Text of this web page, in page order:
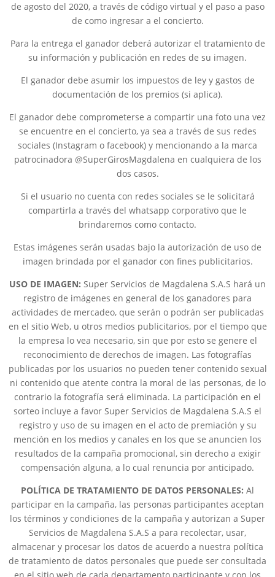
de agosto del 2020, a través de código virtual y el paso a paso
de como ingresar a el concierto.
Para la entrega el ganador deberá autorizar el tratamiento de
su información y publicación en redes de su imagen.
El ganador debe asumir los impuestos de ley y gastos de
documentación de los premios (si aplica).
El ganador debe comprometerse a compartir una foto una vez
se encuentre en el concierto, ya sea a través de sus redes
sociales (Instagram o facebook) y mencionando a la marca
patrocinadora @SuperGirosMagdalena en cualquiera de los
dos casos.
Si el usuario no cuenta con redes sociales se le solicitará
compartirla a través del whatsapp corporativo que le
brindaremos como contacto.
Estas imágenes serán usadas bajo la autorización de uso de
imagen brindada por el ganador con fines publicitarios.
USO DE IMAGEN: Super Servicios de Magdalena S.A.S hará un
registro de imágenes en general de los ganadores para
actividades de mercadeo, que serán o podrán ser publicadas
en el sitio Web, u otros medios publicitarios, por el tiempo que
la empresa lo vea necesario, sin que por esto se genere el
reconocimiento de derechos de imagen. Las fotografías
publicadas por los usuarios no pueden tener contenido sexual
ni contenido que atente contra la moral de las personas, de lo
contrario la fotografía será eliminada. La participación en el
sorteo incluye a favor Super Servicios de Magdalena S.A.S el
registro y uso de su imagen en el acto de premiación y su
mención en los medios y canales en los que se anuncien los
resultados de la campaña promocional, sin derecho a exigir
compensación alguna, a lo cual renuncia por anticipado.
POLÍTICA DE TRATAMIENTO DE DATOS PERSONALES: Al
participar en la campaña, las personas participantes aceptan
los términos y condiciones de la campaña y autorizan a Super
Servicios de Magdalena S.A.S a para recolectar, usar,
almacenar y procesar los datos de acuerdo a nuestra política
de tratamiento de datos personales que puede ser consultada